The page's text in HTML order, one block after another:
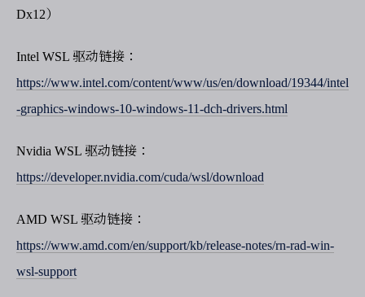
Dx12）
Intel WSL 驱动链接：
https://www.intel.com/content/www/us/en/download/19344/intel
-graphics-windows-10-windows-11-dch-drivers.html
Nvidia WSL 驱动链接：
https://developer.nvidia.com/cuda/wsl/download
AMD WSL 驱动链接：
https://www.amd.com/en/support/kb/release-notes/rn-rad-win-
wsl-support